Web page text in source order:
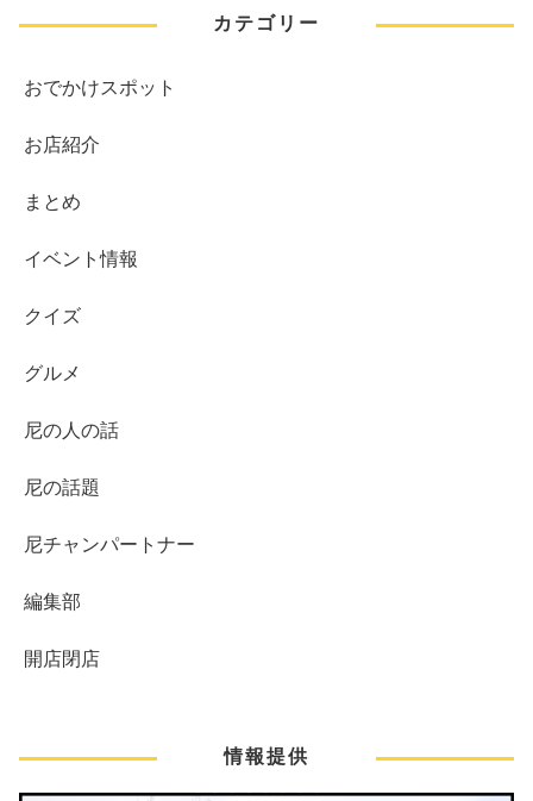
カテゴリー
おでかけスポット
お店紹介
まとめ
イベント情報
クイズ
グルメ
尼の人の話
尼の話題
尼チャンパートナー
編集部
開店閉店
情報提供